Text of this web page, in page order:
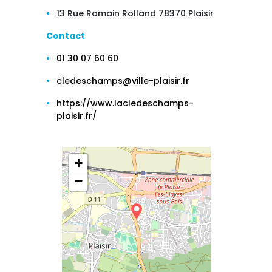
13 Rue Romain Rolland 78370 Plaisir
Contact
01 30 07 60 60
cledeschamps@ville-plaisir.fr
https://www.lacledeschamps-
plaisir.fr/
+
−